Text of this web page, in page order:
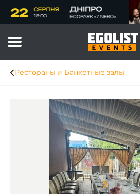
Рестораны и Банкетные залы
Item